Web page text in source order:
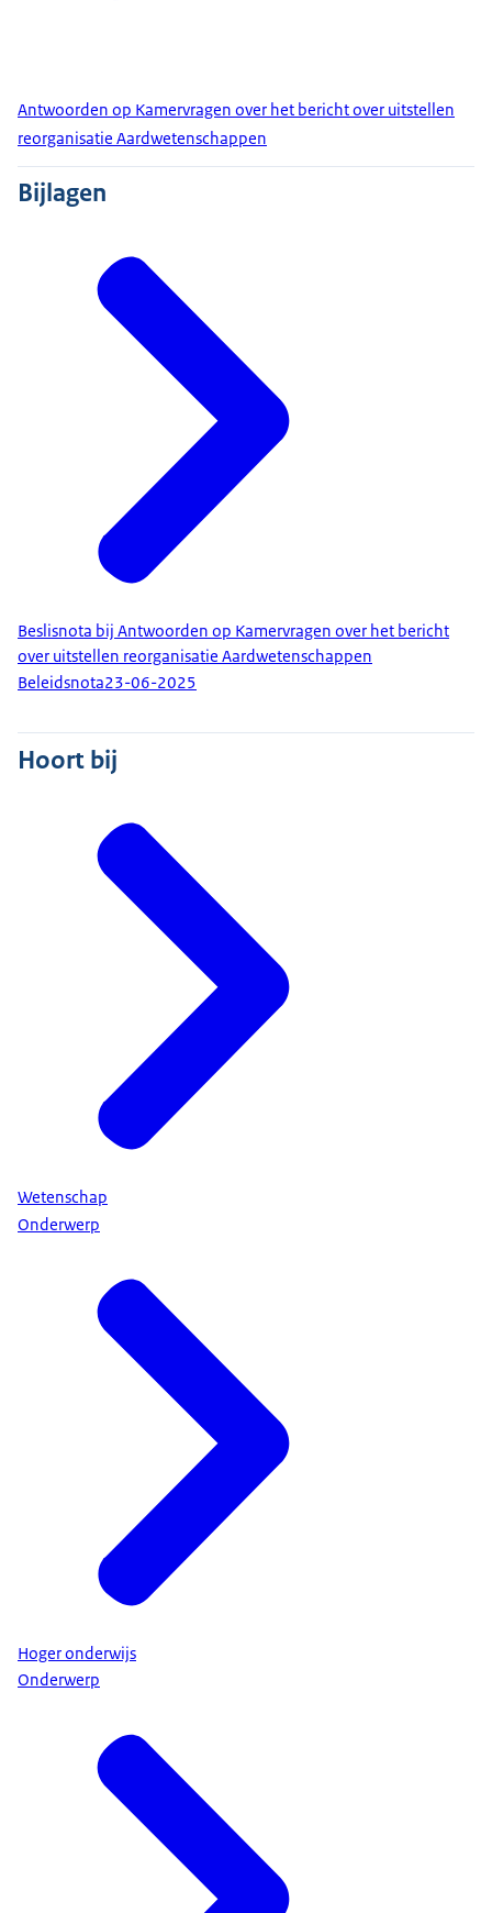
Antwoorden op Kamervragen over het bericht over uitstellen
reorganisatie Aardwetenschappen
Bijlagen
Beslisnota bij Antwoorden op Kamervragen over het bericht
over uitstellen reorganisatie Aardwetenschappen
Beleidsnota23-06-2025
Hoort bij
Wetenschap
Onderwerp
Hoger onderwijs
Onderwerp